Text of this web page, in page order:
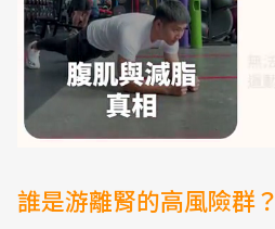
誰是游離腎的高風險群？